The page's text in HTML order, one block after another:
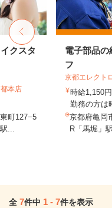
クスタ
本店
町127−5
...
電子部品の
フ
京都エレクト
時給1,150
勤務の方は
京都府亀岡
R「馬堀」
全 7件中 1 - 7件を表示